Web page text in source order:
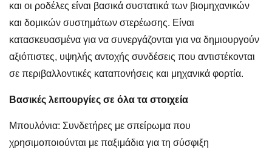
και οι ροδέλες είναι βασικά συστατικά των βιομηχανικών
και δομικών συστημάτων στερέωσης. Είναι
κατασκευασμένα για να συνεργάζονται για να δημιουργούν
αξιόπιστες, υψηλής αντοχής συνδέσεις που αντιστέκονται
σε περιβαλλοντικές καταπονήσεις και μηχανικά φορτία.
Βασικές λειτουργίες σε όλα τα στοιχεία
Μπουλόνια: Συνδετήρες με σπείρωμα που
χρησιμοποιούνται με παξιμάδια για τη σύσφιξη